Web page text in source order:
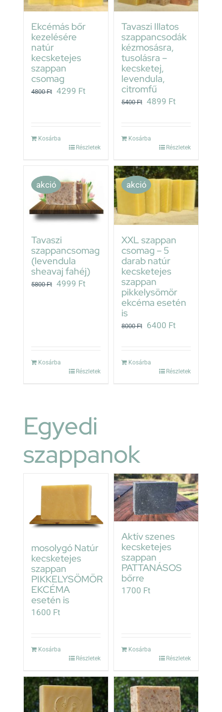
Ekcémás bőr
kezelésére
natúr
kecsketejes
szappan
csomag
4800Ft Original
4299 Ft
Kosárba
Részletek
Tavaszi Illatos
szappancsodák
kézmosásra,
tusolásra –
kecsketej,
levendula,
citromfű
5400Ft Original
5400 Ft.
4899 Ft
4899 Ft.
Kosárba
Részletek
akció
Tavaszi
szappancsomag
(levendula
sheavaj fahéj)
5800Ft Original
4999 Ft
Kosárba
Részletek
akció
XXL szappan
csomag – 5
darab natúr
kecsketejes
szappan
pikkelysömör
ekcéma esetén
is
8000Ft
Original
8000 Ft.
6400 Ft
6400 Ft.
Kosárba
Részletek
Egyedi
szappanok
mosolygó Natúr
kecsketejes
szappan
PIKKELYSÖMÖR
EKCÉMA
esetén is
1600 Ft
Kosárba
Részletek
Aktív szenes
kecsketejes
szappan
PATTANÁSOS
bőrre
1700 Ft
Kosárba
Részletek